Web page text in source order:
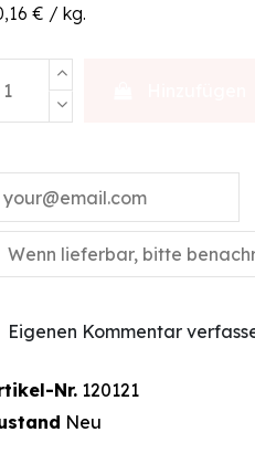
€ / kg.
Eigenen Kommentar
Nr. 120121
Neu